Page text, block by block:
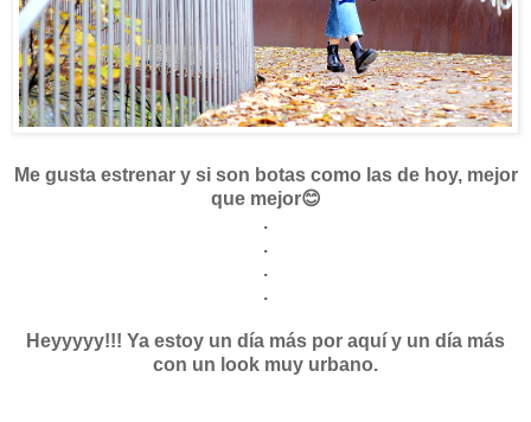
Me gusta estrenar y si son botas como las de hoy, mejor
que mejor😊
.
.
.
.
Heyyyyy!!! Ya estoy un día más por aquí y un día más
con un look muy urbano.